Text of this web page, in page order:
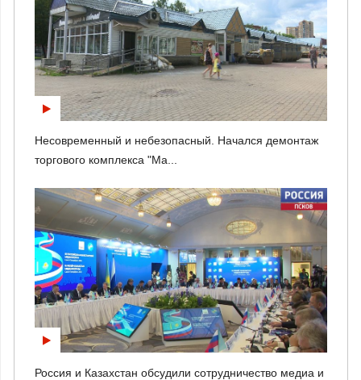
Несовременный и небезопасный. Начался демонтаж
торгового комплекса "Ма...
Россия и Казахстан обсудили сотрудничество медиа и